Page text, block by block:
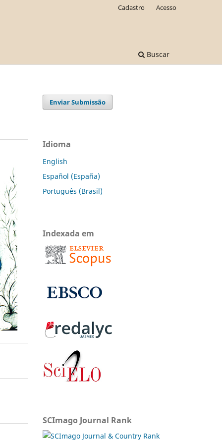
Buscar
Cadastro Acesso
Enviar Submissão
Idioma
English
Español (España)
Português (Brasil)
Indexada em
SCImago Journal Rank